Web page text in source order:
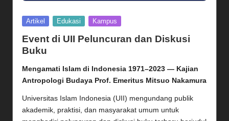
Posted
Artikel Edukasi Kampus
Event di UII Peluncuran dan Diskusi
Buku
Mengamati Islam di Indonesia 1971–2023 — Kajian
Antropologi Budaya Prof. Emeritus Mitsuo Nakamura
Universitas Islam Indonesia (UII) mengundang publik
akademik, praktisi, dan masyarakat umum untuk